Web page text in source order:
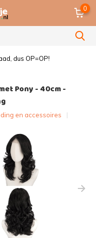
0
dus OP=OP!
Pony - 40cm -
en accessoires